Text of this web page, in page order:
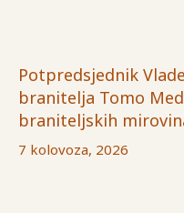
Potpredsjednik
branitelja Tomo
braniteljskih
7 kolovoza, 2026